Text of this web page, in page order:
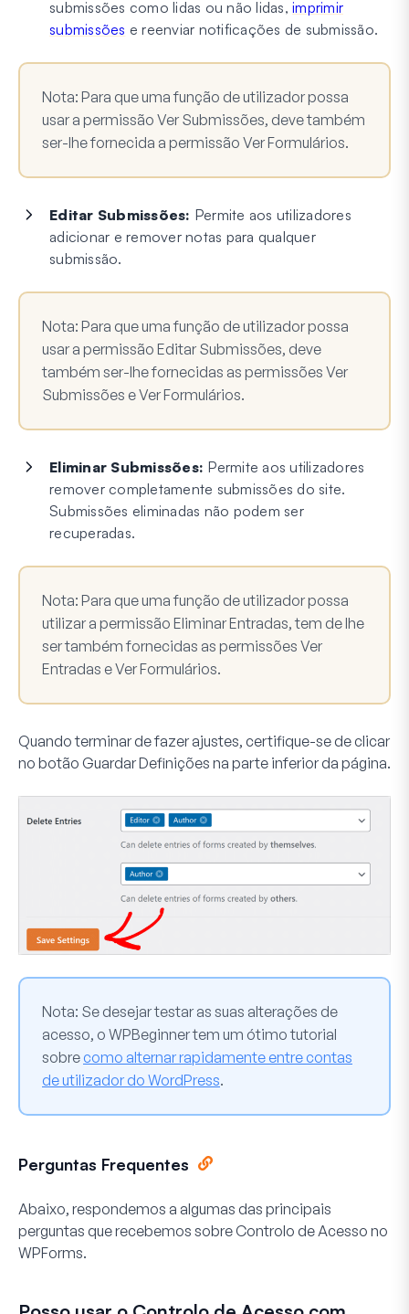
submissões como lidas ou não lidas, imprimir
submissões e reenviar notificações de submissão.
Nota: Para que uma função de utilizador possa
usar a permissão Ver Submissões, deve também
ser-lhe fornecida a permissão Ver Formulários.
Editar Submissões: Permite aos utilizadores
adicionar e remover notas para qualquer
submissão.
Nota: Para que uma função de utilizador possa
usar a permissão Editar Submissões, deve
também ser-lhe fornecidas as permissões Ver
Submissões e Ver Formulários.
Eliminar Submissões: Permite aos utilizadores
remover completamente submissões do site.
Submissões eliminadas não podem ser
recuperadas.
Nota: Para que uma função de utilizador possa
utilizar a permissão Eliminar Entradas, tem de lhe
ser também fornecidas as permissões Ver
Entradas e Ver Formulários.
Quando terminar de fazer ajustes, certifique-se de clicar
no botão Guardar Definições na parte inferior da página.
Nota: Se desejar testar as suas alterações de
acesso, o WPBeginner tem um ótimo tutorial
sobrecomo alternar rapidamente entre contas
de utilizador do WordPress.
Perguntas Frequentes
Abaixo, respondemos a algumas das principais
perguntas que recebemos sobre Controlo de Acesso no
WPForms.